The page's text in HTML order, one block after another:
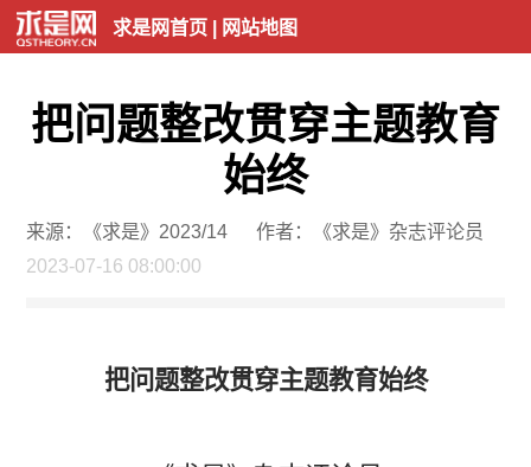
求是网首页| 网站地图
把问题整改贯穿主题教育
始终
来源：《求是》2023/14
作者：《求是》杂志评论员
2023-07-16 08:00:00
把问题整改贯穿主题教育始终